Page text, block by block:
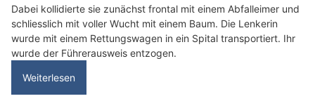
Dabei kollidierte sie zunächst frontal mit einem Abfalleimer und
schliesslich mit voller Wucht mit einem Baum. Die Lenkerin
wurde mit einem Rettungswagen in ein Spital transportiert. Ihr
wurde der Führerausweis entzogen.
Weiterlesen